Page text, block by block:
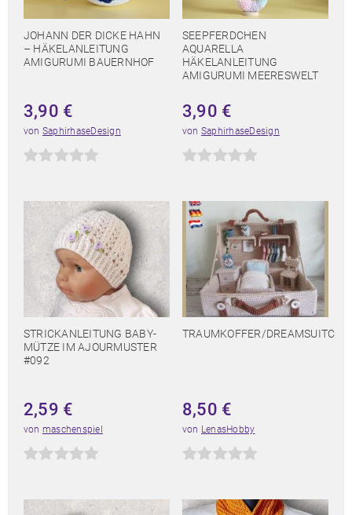
JOHANN DER DICKE HAHN
– HÄKELANLEITUNG
AMIGURUMI BAUERNHOF
3,90 €
von SaphirhaseDesign
SEEPFERDCHEN
AQUARELLA
HÄKELANLEITUNG
AMIGURUMI MEERESWELT
3,90 €
von SaphirhaseDesign
STRICKANLEITUNG BABY-
MÜTZE IM AJOURMUSTER
#092
2,59 €
von maschenspiel
TRAUMKOFFER/
8,50 €
von LenasHobby